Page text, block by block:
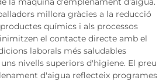
millora gràcies a la reducció
químics i als processos
el contacte directe amb el
laborals més saludables
nivells superiors d'higiene. El preu
d'aigua reflecteix programes